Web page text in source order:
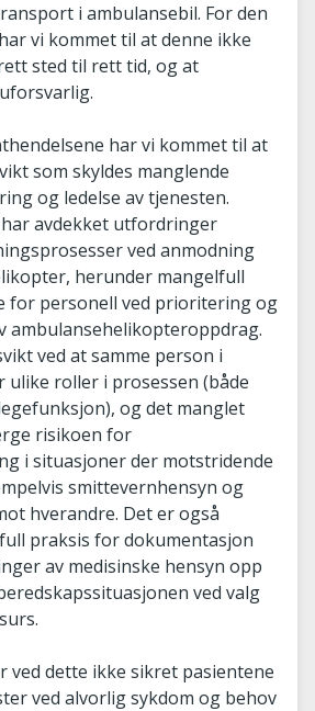
i ambulansebil. For den
vi kommet til at denne ikke
sted til rett tid, og at
har vi kommet til at
som skyldes manglende
og ledelse av tjenesten.
avdekket utfordringer
ved anmodning
herunder mangelfull
for personell ved prioritering og
ambulansehelikopteroppdrag.
ved at samme person i
ulike roller i prosessen (både
og det manglet
risikoen for
i situasjoner der motstridende
smittevernhensyn og
hverandre. Det er også
praksis for dokumentasjon
av medisinske hensyn opp
ved valg
ved dette ikke sikret pasientene
ved alvorlig sykdom og behov